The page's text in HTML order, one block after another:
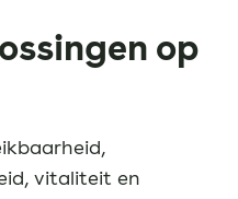
op
vitaliteit en